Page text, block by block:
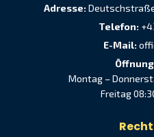
Adresse:
Telefon:
E-Mail:
Montag –
Freitag